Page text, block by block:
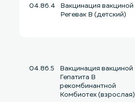
04.86.4
Вакцинация вакциной
Регевак В (детский)
04.86.5
Вакцинация вакциной
Гепатита В
рекомбинантной
Комбиотех (взрослая)